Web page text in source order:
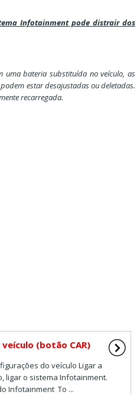
Infotainment pode distrair dos
bateria substituída no veículo, as
estar desajustadas ou deletadas.
recarregada.
(botão CAR)
do veículo Ligar a
ligar o sistema Infotainment.
Infotainment To ...